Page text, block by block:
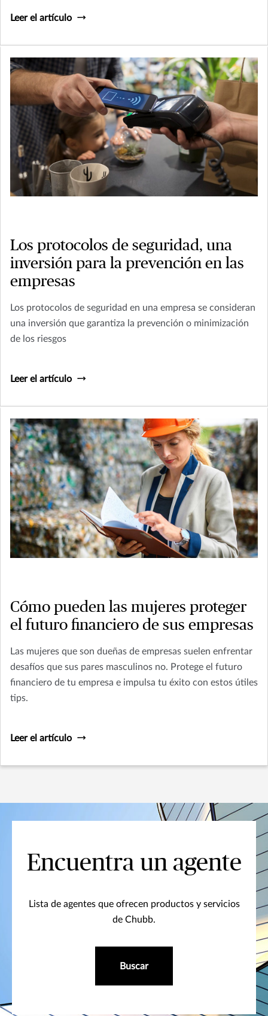
Leer el artículo
Los protocolos de seguridad, una
inversión para la prevención en las
empresas
Los protocolos de seguridad en una empresa se consideran
una inversión que garantiza la prevención o minimización
de los riesgos
Leer el artículo
Cómo pueden las mujeres proteger
el futuro financiero de sus empresas
Las mujeres que son dueñas de empresas suelen enfrentar
desafíos que sus pares masculinos no. Protege el futuro
financiero de tu empresa e impulsa tu éxito con estos útiles
tips.
Leer el artículo
Encuentra un agente
Lista de agentes que ofrecen productos y servicios
de Chubb.
Buscar